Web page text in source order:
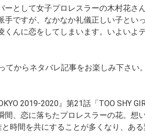
ーとして女子プロレスラーの木村花さ
ですが、なかなか礼儀正しい子とい
くんに恋をしてしまいます。いよいよ
からネタバレ記事をお楽しみ下さい。
2019-2020』第21話「TOO SHY
間、恋に落ちたプロレスラーの花。想
時間を共にすることが多くなり、あ